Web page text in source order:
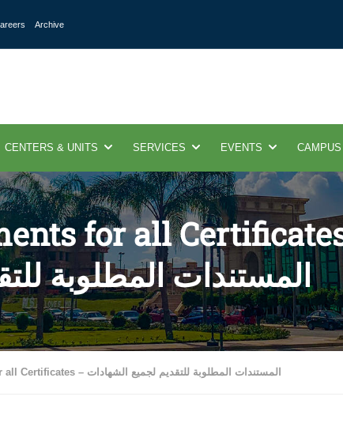
Archive
CENTERS & UNITS SERVICES EVENTS CAMPUS
for all
المستندات المطلوبة
Admission Documents for all Certificates – المستندات المطلوبة للتقديم لجميع الشهادات